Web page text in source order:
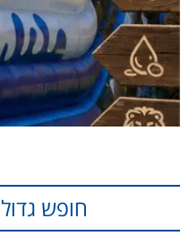
חופש גדול 2026 | אטרקציות לילדים | חוויות משפחתיות |